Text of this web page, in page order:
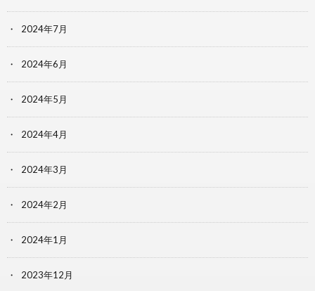
2024年7月
2024年6月
2024年5月
2024年4月
2024年3月
2024年2月
2024年1月
2023年12月